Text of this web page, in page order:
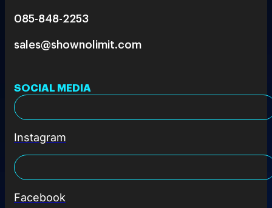
085-848-2253
sales@shownolimit.com
SOCIAL MEDIA
Instagram
Facebook